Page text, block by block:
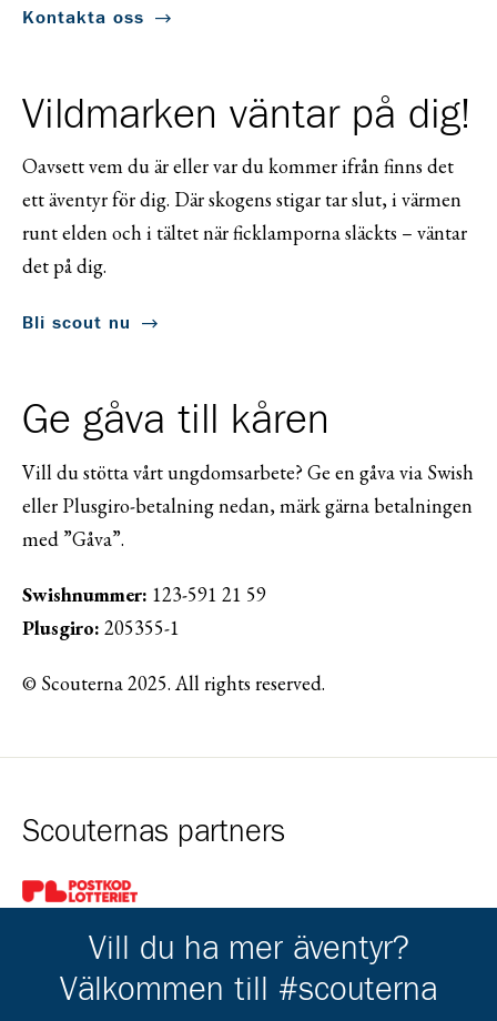
Kontakta oss
Vildmarken väntar på dig!
Oavsett vem du är eller var du kommer ifrån finns det
ett äventyr för dig. Där skogens stigar tar slut, i värmen
runt elden och i tältet när ficklamporna släckts – väntar
det på dig.
Bli scout nu
Ge gåva till kåren
Vill du stötta vårt ungdomsarbete? Ge en gåva via Swish
eller Plusgiro-betalning nedan, märk gärna betalningen
med ”Gåva”.
Swishnummer: 123-591 21 59
Plusgiro: 205355-1
© Scouterna 2025. All rights reserved.
Scouternas partners
Gå till pl_50
Vill du ha mer äventyr?
Välkommen till #scouterna